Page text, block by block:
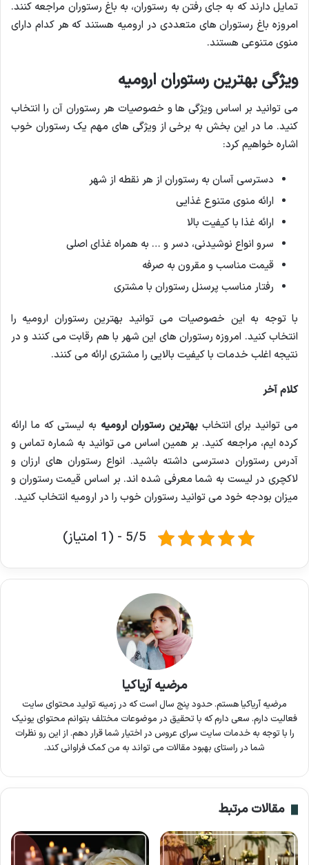
تمایل دارند که به جای رفتن به رستوران، به باغ رستوران مراجعه کنند.
امروزه باغ رستوران های متعددی در ارومیه هستند که هر کدام دارای
منوی متنوعی هستند.
ویژگی بهترین رستوران ارومیه
می توانید بر اساس ویژگی ها و خصوصیات هر رستوران آن را انتخاب
کنید. ما در این بخش به برخی از ویژگی های مهم یک رستوران خوب
اشاره خواهیم کرد:
دسترسی آسان به رستوران از هر نقطه از شهر
ارائه منوی متنوع غذایی
ارائه غذا با کیفیت بالا
سرو انواع نوشیدنی، دسر و … به همراه غذای اصلی
قیمت مناسب و مقرون به صرفه
رفتار مناسب پرسنل رستوران با مشتری
با توجه به این خصوصیات می توانید بهترین رستوران ارومیه را
انتخاب کنید. امروزه رستوران های این شهر با هم رقابت می کنند و در
نتیجه اغلب خدمات با کیفیت بالایی را مشتری ارائه می کنند.
کلام آخر
می توانید برای انتخاببهترین رستوران ارومیه به لیستی که ما ارائه
کرده ایم، مراجعه کنید. بر همین اساس می توانید به شماره تماس و
آدرس رستوران دسترسی داشته باشید. انواع رستوران های ارزان و
لاکچری در لیست به شما معرفی شده اند. بر اساس قیمت رستوران و
میزان بودجه خود می توانید رستوران خوب را در ارومیه انتخاب کنید.
5/5 - (1 امتیاز)
مرضیه آریاکیا
مرضیه آریاکیا هستم. حدود پنج سال است که در زمینه تولید محتوای سایت
فعالیت دارم. سعی دارم که با تحقیق در موضوعات مختلف بتوانم محتوای یونیک
را با توجه به خدمات سایت سرای عروس در اختیار شما قرار دهم. از این رو نظرات
شما در راستای بهبود مقالات می تواند به من کمک فراوانی کند.
مقالات مرتبط